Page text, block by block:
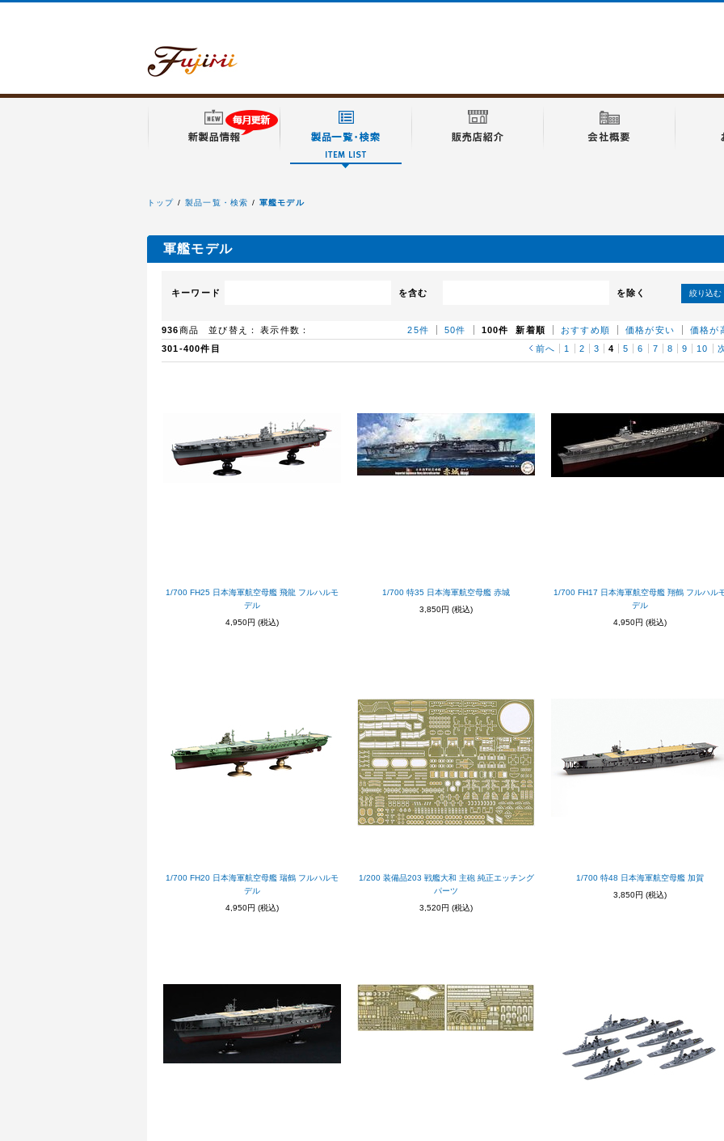
トップ 製品一覧・検索 軍艦モデル
軍艦モデル
キーワード を含む を除く 絞り込む
936商品 並び替え： 新着順 おすすめ順 価格が安い 価格が
表示件数： 25件 50件
100件
301-400件目
前へ 1 2 3 4 5 6 7 8 9 10
1/700 FH25 日本海軍航空母艦 飛龍 フルハルモ
デル
4,950円 (税込)
1/700 特35 日本海軍航空母艦 赤城
3,850円 (税込)
1/700 FH17 日本海軍航空母艦 翔鶴 フルハル
デル
4,950円 (税込)
1/700 FH20 日本海軍航空母艦 瑞鶴 フルハルモ
デル
4,950円 (税込)
1/200 装備品203 戦艦大和 主砲 純正エッチング
パーツ
3,520円 (税込)
1/700 特48 日本海軍航空母艦 加賀
3,850円 (税込)